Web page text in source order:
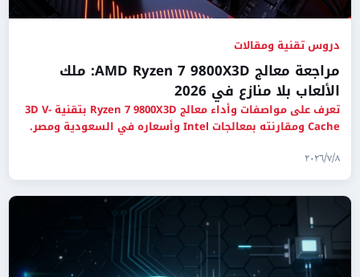
دروس تقنية ومقالات
مراجعة معالج AMD Ryzen 7 9800X3D: ملك
الألعاب بلا منازع في 2026
تعرف على مواصفات وأداء معالج Ryzen 7 9800X3D بتقنية 3D V-
Cache ومقارنته بمعالجات Intel وأسعاره في السعودية ومصر.
٨‏/٧‏/٢٠٢٦